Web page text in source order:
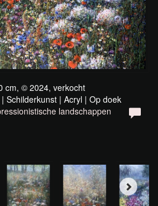
cm, © 2024, verkocht
Schilderkunst | Acryl | Op doek
landschappen